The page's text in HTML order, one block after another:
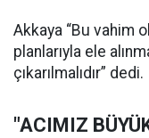
Akkaya “Bu vahim
planlarıyla ele
çıkarılmalıdır” dedi.
"ACIMIZ